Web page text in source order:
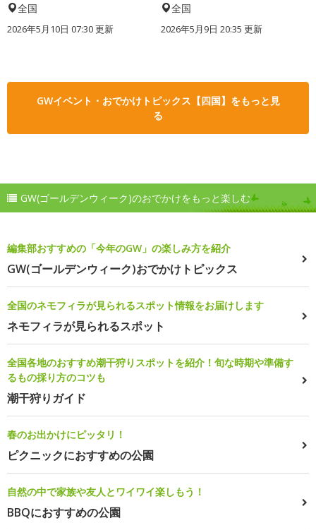
全国
2026年5月10日 07:30 更新
全国
2026年5月9日 20:35 更新
GWイベント・おでかけトピックス【四国】をもっと見
る
GW(ゴールデンウィーク)のおでかけをもっと楽しむ
編集部おすすめの「今年のGW」の楽しみ方を紹介
GW(ゴールデンウィーク)おでかけトピックス
全国のネモフィラが見られるスポット情報をお届けします
ネモフィラが見られるスポット
全国各地のおすすめ潮干狩りスポットを紹介！旬な時期や準備す
るもの採り方のコツも
潮干狩りガイド
春のお出かけにピッタリ！
ピクニックにおすすめの公園
自然の中で家族や友人とワイワイ楽しもう！
BBQにおすすめの公園